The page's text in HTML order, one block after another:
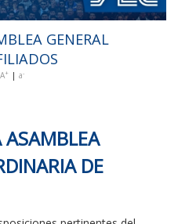
GENERAL
A+ | a-
ASAMBLEA
DE